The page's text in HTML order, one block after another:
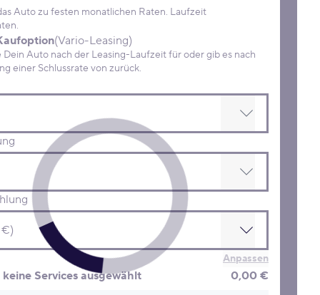
Auto zu festen monatlichen Raten. Laufzeit
(Vario-Leasing)
Auto nach der Leasing-Laufzeit für oder gib es nach
Zahlung einer Schlussrate von zurück.
Anpassen
Services ausgewählt 0,00 €